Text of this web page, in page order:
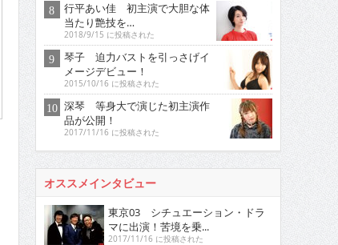
行平あい佳 初主演で大胆な体
当たり艶技を…
2018/9/15 に投稿された
琴子 迫力バストを引っさげイ
メージデビュー！
2015/10/16 に投稿された
深琴 等身大で演じた初主演作
品が公開！
2017/11/16 に投稿された
オススメインタビュー
東京03 シチュエーション・ドラ
マに出演！苦境を乗...
2017/11/16 に投稿された